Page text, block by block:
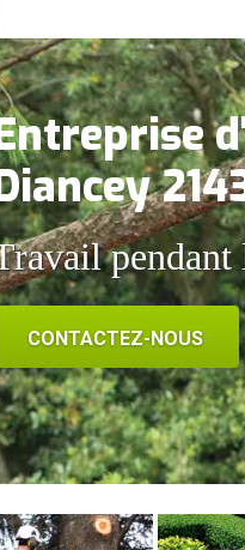
pendant
CONTACTEZ-NOUS